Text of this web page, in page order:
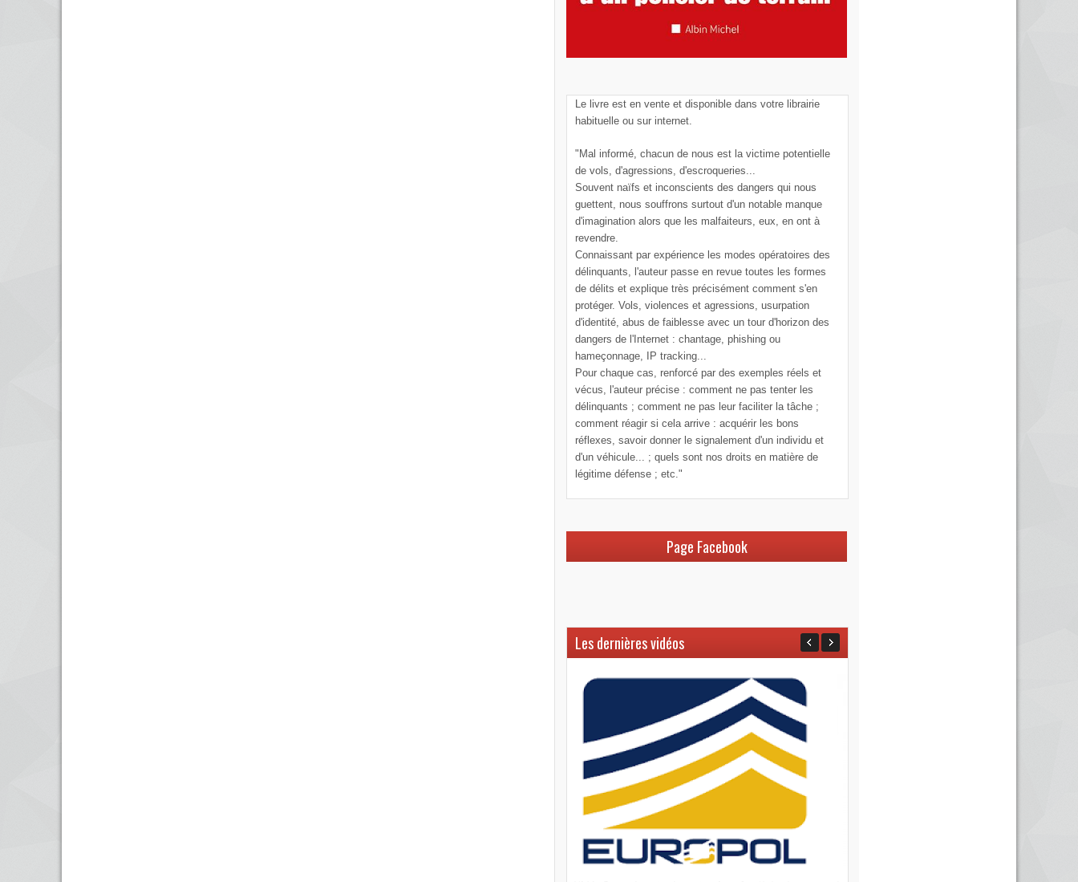
Le livre est en vente et disponible dans votre librairie
habituelle ou sur internet.
"Mal informé, chacun de nous est la victime potentielle
de vols, d'agressions, d'escroqueries...
Souvent naïfs et inconscients des dangers qui nous
guettent, nous souffrons surtout d'un notable manque
d'imagination alors que les malfaiteurs, eux, en ont à
revendre.
Connaissant par expérience les modes opératoires des
délinquants, l'auteur passe en revue toutes les formes
de délits et explique très précisément comment s'en
protéger. Vols, violences et agressions, usurpation
d'identité, abus de faiblesse avec un tour d'horizon des
dangers de l'Internet : chantage, phishing ou
hameçonnage, IP tracking...
Pour chaque cas, renforcé par des exemples réels et
vécus, l'auteur précise : comment ne pas tenter les
délinquants ; comment ne pas leur faciliter la tâche ;
comment réagir si cela arrive : acquérir les bons
réflexes, savoir donner le signalement d'un individu et
d'un véhicule... ; quels sont nos droits en matière de
légitime défense ; etc."
Page Facebook
Les dernières vidéos